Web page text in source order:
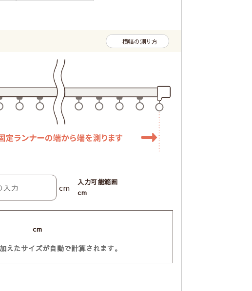
横幅の測り方
cm
入力可能範囲
cm
cm
えたサイズが自動で計算されます。